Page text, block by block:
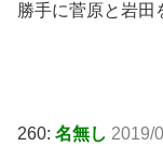
勝手に菅原と岩田
260: 名無し 2019/